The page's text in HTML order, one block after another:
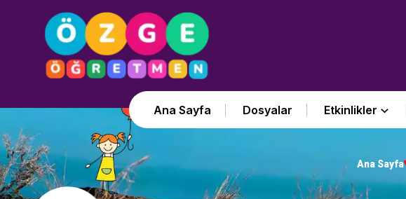
Ana Sayfa Dosyalar Etkinlikler
Ana Sayfa